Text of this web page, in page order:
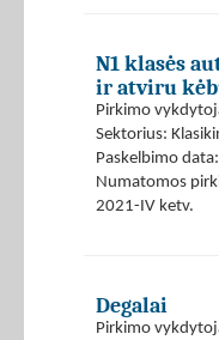
N1 klasės
ir atviru
Pirkimo
Sektorius:
Paskelbimo
Numatomos
2021-IV ketv.
Degalai
Pirkimo